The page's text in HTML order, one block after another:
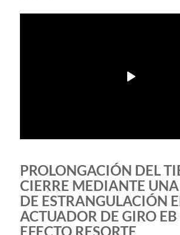
PROLONGACIÓN DEL
CIERRE MEDIANTE
DE ESTRANGULACIÓN
ACTUADOR DE GIRO
EFECTO RESORTE